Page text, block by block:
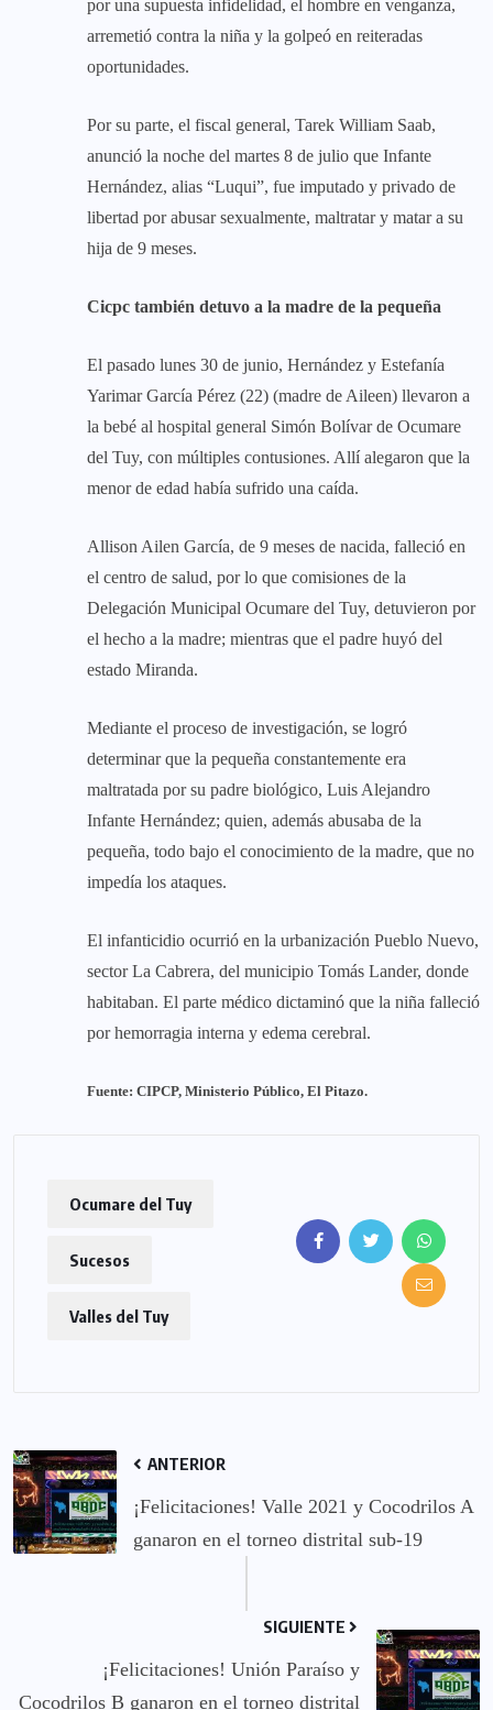
por una supuesta infidelidad, el hombre en venganza,
arremetió contra la niña y la golpeó en reiteradas
oportunidades.
Por su parte, el fiscal general, Tarek William Saab,
anunció la noche del martes 8 de julio que Infante
Hernández, alias “Luqui”, fue imputado y privado de
libertad por abusar sexualmente, maltratar y matar a su
hija de 9 meses.
Cicpc también detuvo a la madre de la pequeña
El pasado lunes 30 de junio, Hernández y Estefanía
Yarimar García Pérez (22) (madre de Aileen) llevaron a
la bebé al hospital general Simón Bolívar de Ocumare
del Tuy, con múltiples contusiones. Allí alegaron que la
menor de edad había sufrido una caída.
Allison Ailen García, de 9 meses de nacida, falleció en
el centro de salud, por lo que comisiones de la
Delegación Municipal Ocumare del Tuy, detuvieron por
el hecho a la madre; mientras que el padre huyó del
estado Miranda.
Mediante el proceso de investigación, se logró
determinar que la pequeña constantemente era
maltratada por su padre biológico, Luis Alejandro
Infante Hernández; quien, además abusaba de la
pequeña, todo bajo el conocimiento de la madre, que no
impedía los ataques.
El infanticidio ocurrió en la urbanización Pueblo Nuevo,
sector La Cabrera, del municipio Tomás Lander, donde
habitaban. El parte médico dictaminó que la niña falleció
por hemorragia interna y edema cerebral.
Fuente: CIPCP, Ministerio Público, El Pitazo.
Ocumare del Tuy
Sucesos
Valles del Tuy
ANTERIOR
¡Felicitaciones! Valle 2021 y Cocodrilos A
ganaron en el torneo distrital sub-19
SIGUIENTE
¡Felicitaciones! Unión Paraíso y
Cocodrilos B ganaron en el torneo distrital